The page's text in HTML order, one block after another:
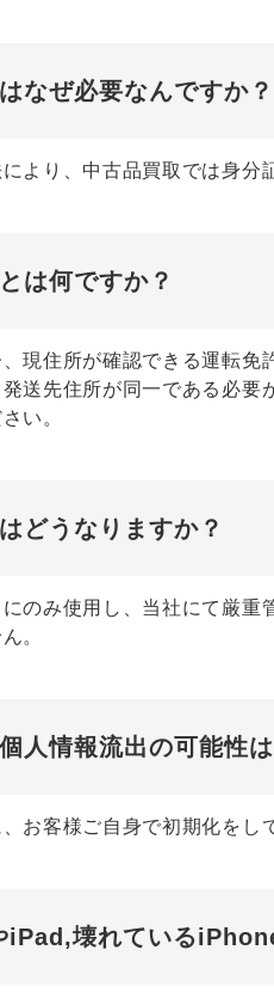
なぜ必要なんですか？
より、中古品買取では身分
は何ですか？
現住所が確認できる運転
送先住所が同一である必
い。
どうなりますか？
のみ使用し、当社にて厳
。
人情報流出の可能性は
お客様ご自身で初期化をし
壊れている